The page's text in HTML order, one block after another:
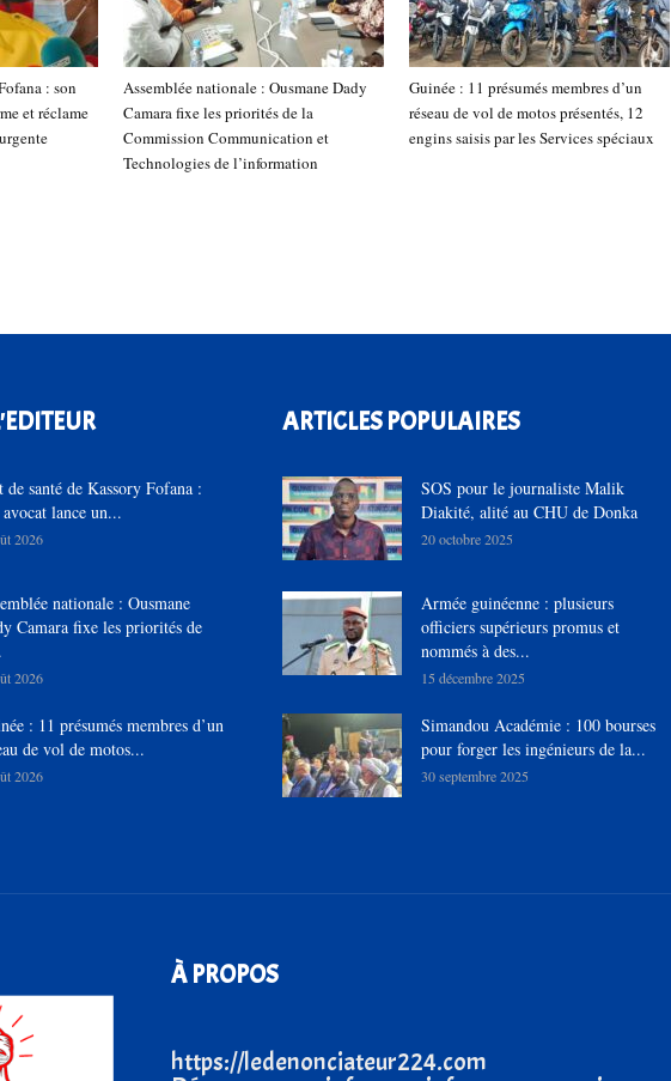
: son
et réclame
Assemblée nationale : Ousmane Dady
Camara fixe les priorités de la
Commission Communication et
Technologies de l’information
Guinée : 11 présumés membres d’un
réseau de vol de motos présentés, 12
engins saisis par les Services spéciaux
de santé de Kassory Fofana :
avocat lance un...
2026
nationale : Ousmane
Camara fixe les priorités de
2026
: 11 présumés membres d’un
de vol de motos...
2026
ARTICLES POPULAIRES
SOS pour le journaliste Malik
Diakité, alité au CHU de Donka
20 octobre 2025
Armée guinéenne : plusieurs
officiers supérieurs promus et
nommés à des...
15 décembre 2025
Simandou Académie : 100 bourses
pour forger les ingénieurs de la...
30 septembre 2025
À PROPOS
https://ledenonciateur224.com